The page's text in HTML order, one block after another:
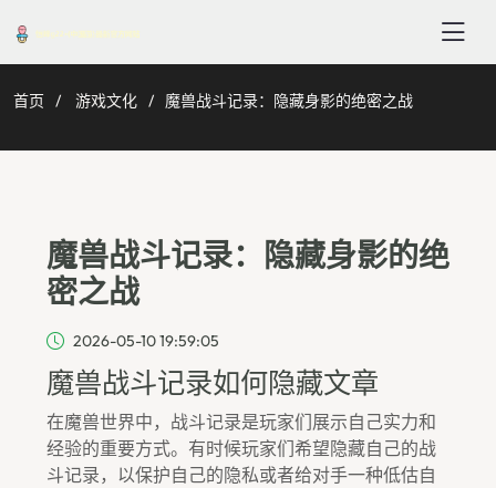
首页 游戏文化 魔兽战斗记录：隐藏身影的绝密之战
魔兽战斗记录：隐藏身影的绝
密之战
2026-05-10 19:59:05
魔兽战斗记录如何隐藏文章
在魔兽世界中，战斗记录是玩家们展示自己实力和
经验的重要方式。有时候玩家们希望隐藏自己的战
斗记录，以保护自己的隐私或者给对手一种低估自